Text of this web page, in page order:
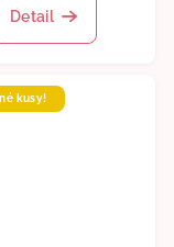
Detail
kusy!